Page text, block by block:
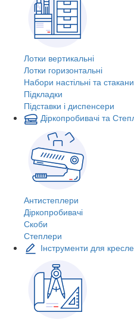
Лотки вертикальні
Лотки горизонтальні
Набори настільні та
Підкладки
Підставки і диспенсери
Діркопробивачі та
Антистеплери
Діркопробивачі
Скоби
Степлери
Інструменти для